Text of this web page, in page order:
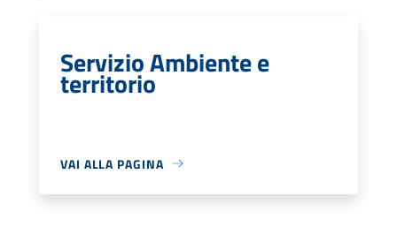
Servizio Ambiente e
territorio
VAI ALLA PAGINA